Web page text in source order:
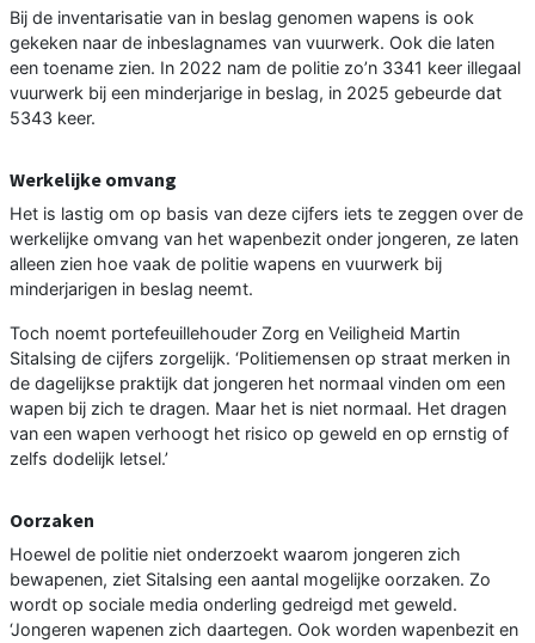
Bij de inventarisatie van in beslag genomen wapens is ook
gekeken naar de inbeslagnames van vuurwerk. Ook die laten
een toename zien. In 2022 nam de politie zo’n 3341 keer illegaal
vuurwerk bij een minderjarige in beslag, in 2025 gebeurde dat
5343 keer.
Werkelijke omvang
Het is lastig om op basis van deze cijfers iets te zeggen over de
werkelijke omvang van het wapenbezit onder jongeren, ze laten
alleen zien hoe vaak de politie wapens en vuurwerk bij
minderjarigen in beslag neemt.
Toch noemt portefeuillehouder Zorg en Veiligheid Martin
Sitalsing de cijfers zorgelijk. ‘Politiemensen op straat merken in
de dagelijkse praktijk dat jongeren het normaal vinden om een
wapen bij zich te dragen. Maar het is niet normaal. Het dragen
van een wapen verhoogt het risico op geweld en op ernstig of
zelfs dodelijk letsel.’
Oorzaken
Hoewel de politie niet onderzoekt waarom jongeren zich
bewapenen, ziet Sitalsing een aantal mogelijke oorzaken. Zo
wordt op sociale media onderling gedreigd met geweld.
‘Jongeren wapenen zich daartegen. Ook worden wapenbezit en